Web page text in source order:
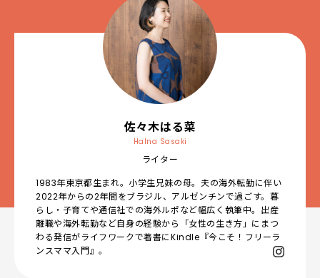
佐々木はる菜
Halna Sasaki
ライター
1983年東京都生まれ。小学生兄妹の母。夫の海外転勤に伴い
2022年からの2年間をブラジル、アルゼンチンで過ごす。暮
らし・子育てや通信社での海外ルポなど幅広く執筆中。出産
離職や海外転勤など自身の経験から「女性の生き方」にまつ
わる発信がライフワークで著書にKindle『今こそ！フリーラ
ンスママ入門』。